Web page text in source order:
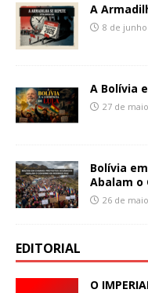
A
8 de
A Bolívia
27 de
Bolívia
Abalam o
26 de
EDITORIAL
O